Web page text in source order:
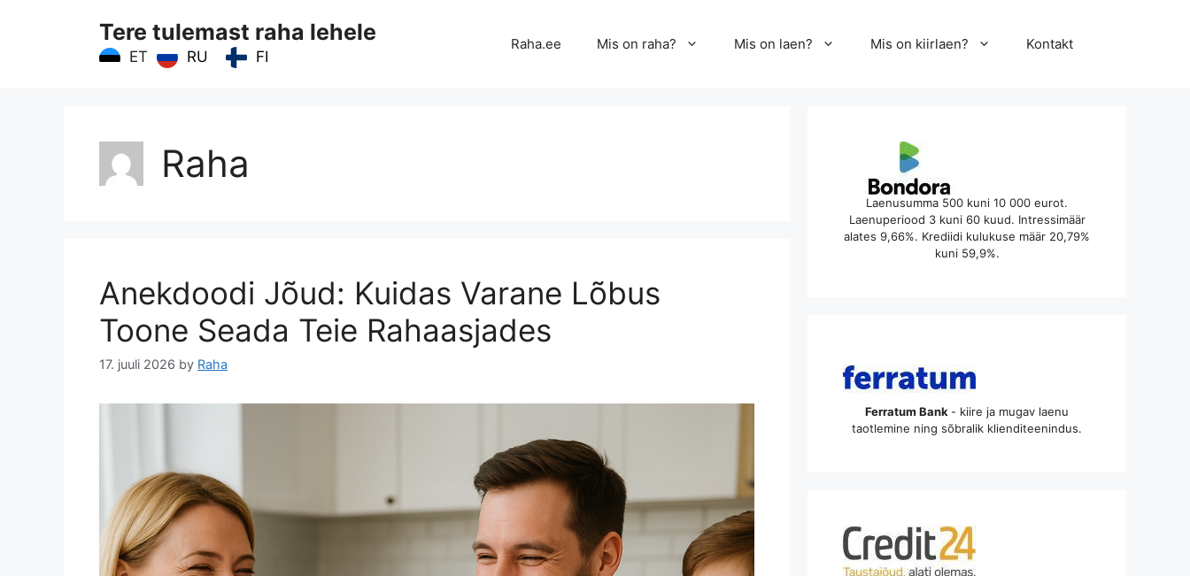
Tere tulemast raha lehele
ET RU FI
Raha.ee Mis on raha? Mis on laen? Mis on kiirlaen? Kontakt
Raha
Anekdoodi Jõud: Kuidas Varane Lõbus
Toone Seada Teie Rahaasjades
17. juuli 2026 by Raha
Laenusumma 500 kuni 10 000 eurot.
Laenuperiood 3 kuni 60 kuud. Intressimäär
alates 9,66%. Krediidi kulukuse määr 20,79%
kuni 59,9%.
Ferratum Bank - kiire ja mugav laenu
taotlemine ning sõbralik klienditeenindus.